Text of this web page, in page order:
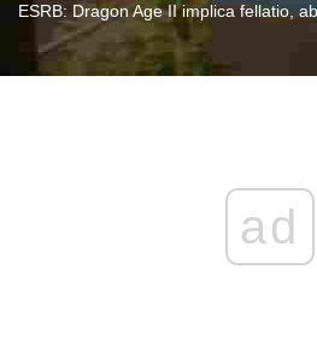
ESRB: Dragon Age II implica fellatio,
ad